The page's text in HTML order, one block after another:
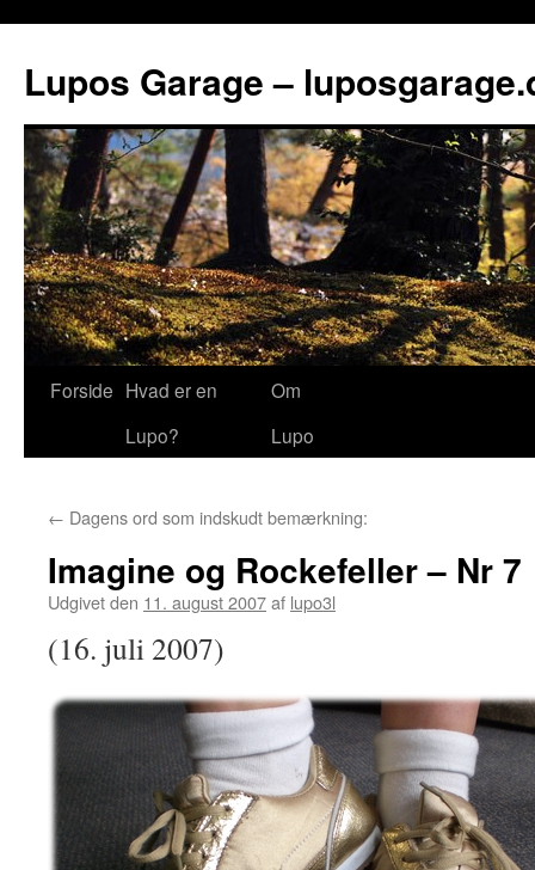
Lupos Garage –
Forside Hvad er en
Lupo?
Om
Lupo
← Dagens ord som indskudt bemærkning:
Imagine og Rockefeller – Nr 7
Udgivet den 11. august 2007af lupo3l
(16. juli 2007)